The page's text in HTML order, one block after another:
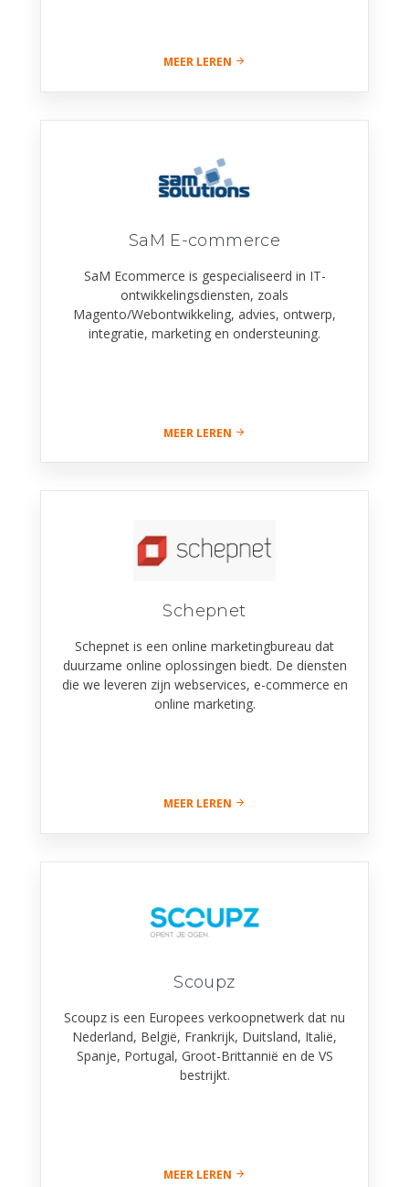
MEER LEREN
SaM E-commerce
SaM Ecommerce is gespecialiseerd in IT-
ontwikkelingsdiensten, zoals
Magento/Webontwikkeling, advies, ontwerp,
integratie, marketing en ondersteuning.
MEER LEREN
Schepnet
Schepnet is een online marketingbureau dat
duurzame online oplossingen biedt. De diensten
die we leveren zijn webservices, e-commerce en
online marketing.
MEER LEREN
Scoupz
Scoupz is een Europees verkoopnetwerk dat nu
Nederland, België, Frankrijk, Duitsland, Italië,
Spanje, Portugal, Groot-Brittannië en de VS
bestrijkt.
MEER LEREN